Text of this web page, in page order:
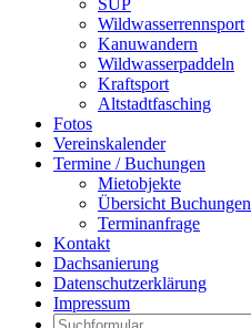
SUP
Wildwasserrennsport
Kanuwandern
Wildwasserpaddeln
Kraftsport
Altstadtfasching
Fotos
Vereinskalender
Termine / Buchungen
Mietobjekte
Übersicht Buchungen
Terminanfrage
Kontakt
Dachsanierung
Datenschutzerklärung
Impressum